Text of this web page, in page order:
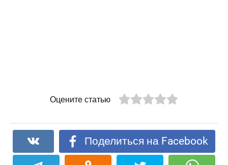
Оцените статью
Поделиться на Facebook